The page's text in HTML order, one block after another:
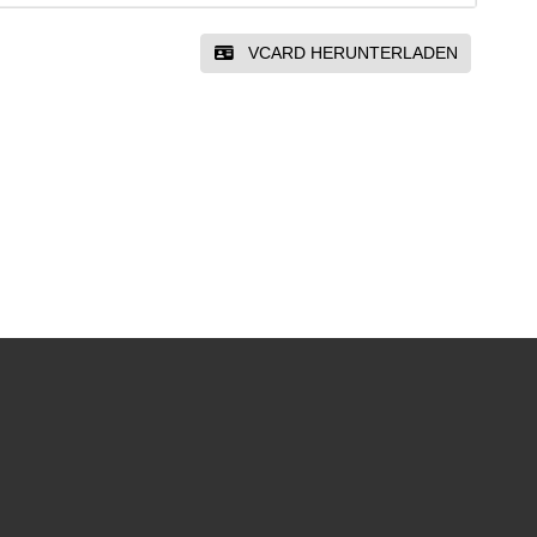
VCARD HERUNTERLADEN